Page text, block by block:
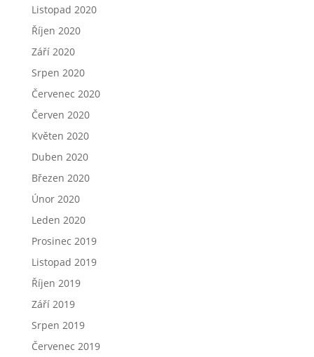
Listopad 2020
Říjen 2020
Září 2020
Srpen 2020
Červenec 2020
Červen 2020
Květen 2020
Duben 2020
Březen 2020
Únor 2020
Leden 2020
Prosinec 2019
Listopad 2019
Říjen 2019
Září 2019
Srpen 2019
Červenec 2019